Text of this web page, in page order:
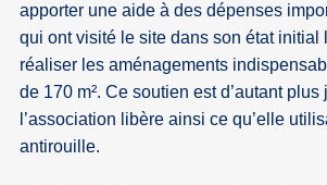
apporter une aide à des dépenses
qui ont visité le site dans son état initial
réaliser les aménagements
de 170 m². Ce soutien est d’autant plus
l’association libère ainsi ce qu’elle
antirouille.